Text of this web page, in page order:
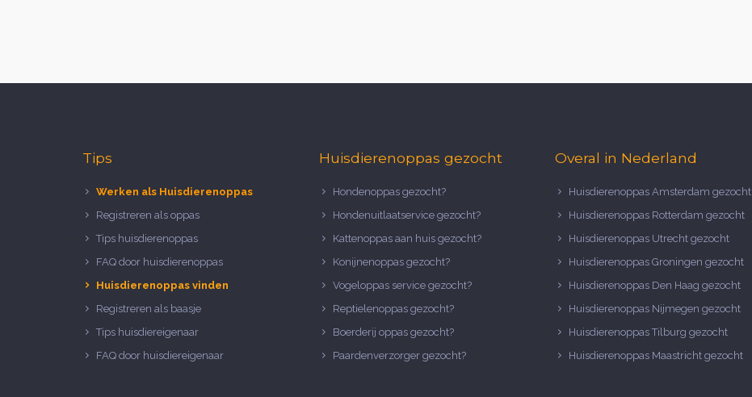
Tips
Werken als Huisdierenoppas
Registreren als oppas
Tips huisdierenoppas
FAQ door huisdierenoppas
Huisdierenoppas vinden
Registreren als baasje
Tips huisdiereigenaar
FAQ door huisdiereigenaar
Huisdierenoppas gezocht
Hondenoppas gezocht?
Hondenuitlaatservice gezocht?
Kattenoppas aan huis gezocht?
Konijnenoppas gezocht?
Vogeloppas service gezocht?
Reptielenoppas gezocht?
Boerderij oppas gezocht?
Paardenverzorger gezocht?
Overal in Nederland
Huisdierenoppas Amsterdam gezocht
Huisdierenoppas Rotterdam gezocht
Huisdierenoppas Utrecht gezocht
Huisdierenoppas Groningen gezocht
Huisdierenoppas Den Haag gezocht
Huisdierenoppas Nijmegen gezocht
Huisdierenoppas Tilburg gezocht
Huisdierenoppas Maastricht gezocht